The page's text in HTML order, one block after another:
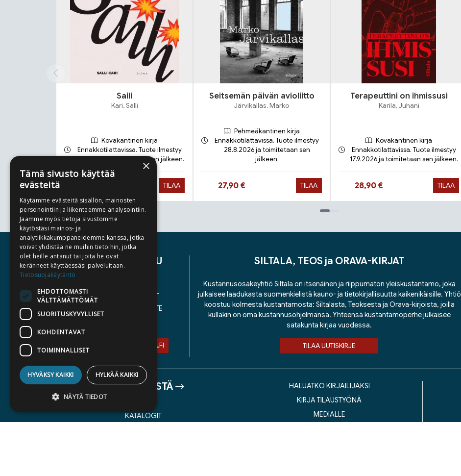
Saili
Kari, Salli
Kovakantinen kirja
Ennakkotilattavissa. Tuote ilmestyy
21.9.2026 ja toimitetaan sen jälkeen.
TILAA
Seitsemän päivän avioliitto
Järvikallas, Marko
Pehmeäkantinen kirja
Ennakkotilattavissa. Tuote ilmestyy
28.8.2026 ja toimitetaan sen
jälkeen.
Hinta nyt
27,90 € TILAA
Terapeuttini on ihmissusi
Karila, Juhani
Kovakantinen kirja
Ennakkotilattavissa. Tuote ilmestyy
17.9.2026 ja toimitetaan sen jälkeen.
Hinta nyt
28,90 € TILAA
Tuoteluettelon loppu
ASIAKASPALVELU
YLEISET TOIMITUSEHDOT
SAAVUTETTAVUUSSELOSTE
ASIAKASPALVELU@STORIA.FI
SILTALA, TEOS ja ORAVA-KIRJAT
Kustannusosakeyhtiö Siltala on itsenäinen ja riippumaton yleiskustantamo, joka
julkaisee laadukasta suomenkielistä kauno- ja tietokirjallisuutta kaikenikäisille. Yhtiö
koostuu kolmesta kustantamosta: Siltalasta, Teoksesta ja Orava-kirjoista, joilla
kullakin on oma kustannusohjelmansa. Yhteensä kustantamoperhe julkaisee
satakunta kirjaa vuodessa.
TILAA UUTISKIRJE
TIETOA MEISTÄ
KATALOGIT
HALUATKO KIRJAILIJAKSI
KIRJA TILAUSTYÖNÄ
MEDIALLE
×
Tämä sivusto käyttää
evästeitä
Käytämme evästeitä sisällön, mainosten
personointiin ja liikenteemme analysointiin.
Jaamme myös tietoja sivustomme
käytöstäsi mainos- ja
analytiikkakumppaneidemme kanssa, jotka
voivat yhdistää ne muihin tietoihin, jotka
olet heille antanut tai joita he ovat
keränneet käyttäessäsi palveluitaan.
Tietosuojakäytäntö
EHDOTTOMASTI
VÄLTTÄMÄTTÖMÄT
SUORITUSKYVYLLISET
KOHDENTAVAT
TOIMINNALLISET
HYVÄKSY KAIKKI HYLKÄÄ KAIKKI
NÄYTÄ TIEDOT